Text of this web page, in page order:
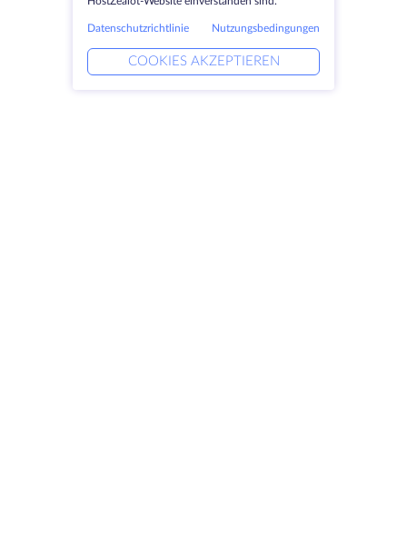
Datenschutzrichtlinie Nutzungsbedingungen
COOKIES AKZEPTIEREN